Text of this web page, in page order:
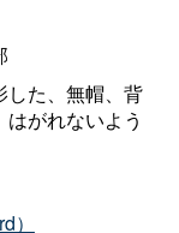
た、無帽、背
がれないよう